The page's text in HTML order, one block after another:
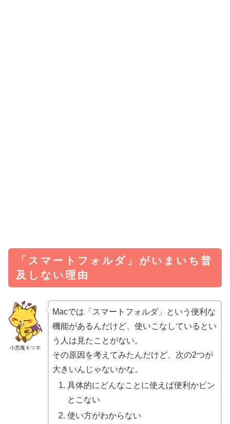
「スマートフォルダ」がいまいち普
及しない理由
小悪魔キツネ
Macでは「スマートフォルダ」という便利な
機能があるんだけど、使いこなしているとい
う人は見たことがない。
その原因を考えてみたんだけど、次の2つが
大きいんじゃないかな。
具体的にどんなことに使えば便利かピン
とこない
使い方がわからない